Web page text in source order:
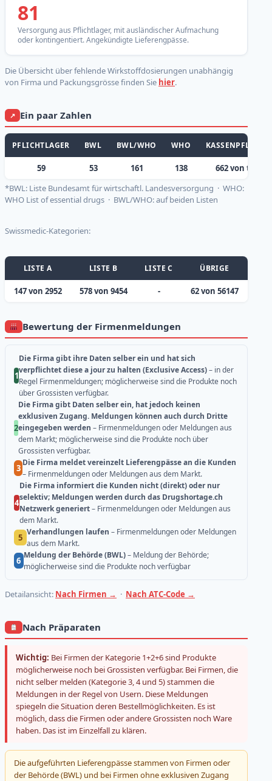
81
Versorgung aus Pflichtlager, mit ausländischer Aufmachung
oder kontingentiert. Angekündigte Lieferengpässe.
Die Übersicht über fehlende Wirkstoffdosierungen unabhängig
von Firma und Packungsgrösse finden Sie hier.
↗ Ein paar Zahlen
PFLICHTLAGER BWL BWL/WHO WHO
59 53 161 138
662 von total
*BWL: Liste Bundesamt für wirtschaftl. Landesversorgung · WHO:
WHO List of essential drugs · BWL/WHO: auf beiden Listen
Swissmedic-Kategorien:
LISTE A LISTE B LISTE C ÜBRIGE
147 von 2952 578 von 9454 - 62 von 56147
Bewertung der Firmenmeldungen
1
Die Firma gibt ihre Daten selber ein und hat sich
verpflichtet diese a jour zu halten (Exclusive Access)– in der
Regel Firmenmeldungen; möglicherweise sind die Produkte noch
über Grossisten verfügbar.
2
Die Firma gibt Daten selber ein, hat jedoch keinen
exklusiven Zugang. Meldungen können auch durch Dritte
eingegeben werden – Firmenmeldungen oder Meldungen aus
dem Markt; möglicherweise sind die Produkte noch über
Grossisten verfügbar.
3
Die Firma meldet vereinzelt Lieferengpässe an die Kunden
– Firmenmeldungen oder Meldungen aus dem Markt.
4
Die Firma informiert die Kunden nicht (direkt) oder nur
selektiv; Meldungen werden durch das Drugshortage.ch
Netzwerk generiert– Firmenmeldungen oder Meldungen aus
dem Markt.
5
Verhandlungen laufen – Firmenmeldungen oder Meldungen
aus dem Markt.
6
Meldung der Behörde (BWL)– Meldung der Behörde;
möglicherweise sind die Produkte noch verfügbar
Detailansicht: Nach Firmen → · Nach ATC-Code →
Nach Präparaten
Wichtig: Bei Firmen der Kategorie 1+2+6 sind Produkte
möglicherweise noch bei Grossisten verfügbar. Bei Firmen, die
nicht selber melden (Kategorie 3, 4 und 5) stammen die
Meldungen in der Regel von Usern. Diese Meldungen
spiegeln die Situation deren Bestellmöglichkeiten. Es ist
möglich, dass die Firmen oder andere Grossisten noch Ware
haben. Das ist im Einzelfall zu klären.
Die aufgeführten Lieferengpässe stammen von Firmen oder
der Behörde (BWL) und bei Firmen ohne exklusiven Zugang